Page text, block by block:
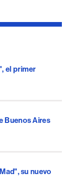
el primer
Buenos Aires
su nuevo